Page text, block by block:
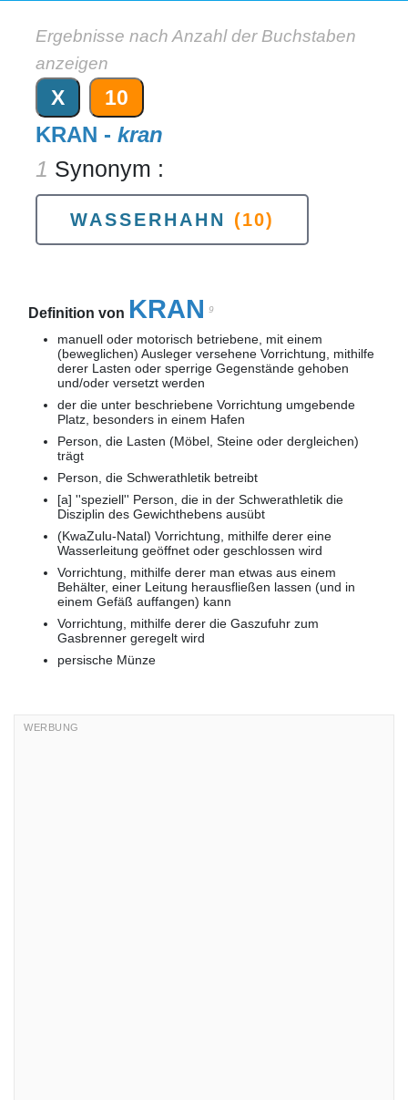
Ergebnisse nach Anzahl der Buchstaben
anzeigen
X 10
KRAN - kran
1 Synonym :
WASSERHAHN (10)
Definition von KRAN 9
manuell oder motorisch betriebene, mit einem
(beweglichen) Ausleger versehene Vorrichtung, mithilfe
derer Lasten oder sperrige Gegenstände gehoben
und/oder versetzt werden
der die unter beschriebene Vorrichtung umgebende
Platz, besonders in einem Hafen
Person, die Lasten (Möbel, Steine oder dergleichen)
trägt
Person, die Schwerathletik betreibt
[a] ''speziell'' Person, die in der Schwerathletik die
Disziplin des Gewichthebens ausübt
(KwaZulu-Natal) Vorrichtung, mithilfe derer eine
Wasserleitung geöffnet oder geschlossen wird
Vorrichtung, mithilfe derer man etwas aus einem
Behälter, einer Leitung herausfließen lassen (und in
einem Gefäß auffangen) kann
Vorrichtung, mithilfe derer die Gaszufuhr zum
Gasbrenner geregelt wird
persische Münze